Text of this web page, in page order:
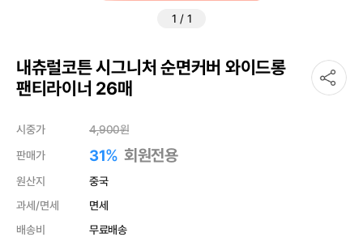
1 / 1
내츄럴코튼 시그니처 순면커버 와이드롱
팬티라이너 26매
시중가 4,900원
판매가
31% 회원전용
원산지
중국
과세/면세
면세
배송비
무료배송